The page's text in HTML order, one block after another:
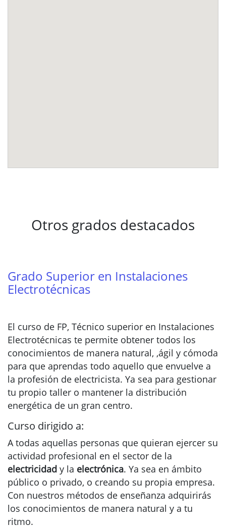
Otros grados destacados
Grado Superior en Instalaciones
Electrotécnicas
El curso de FP, Técnico superior en Instalaciones
Electrotécnicas te permite obtener todos los
conocimientos de manera natural, ,ágil y cómoda
para que aprendas todo aquello que envuelve a
la profesión de electricista. Ya sea para gestionar
tu propio taller o mantener la distribución
energética de un gran centro.
Curso dirigido a:
A todas aquellas personas que quieran ejercer su
actividad profesional en el sector de la
electricidad y la electrónica. Ya sea en ámbito
público o privado, o creando su propia empresa.
Con nuestros métodos de enseñanza adquirirás
los conocimientos de manera natural y a tu
ritmo.